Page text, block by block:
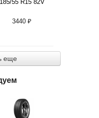
185/55 R15 82V
3440 ₽
еще